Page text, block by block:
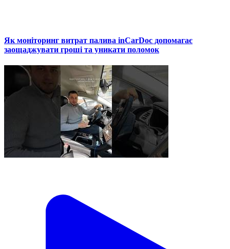
Як моніторинг витрат палива inCarDoc допомагає
заощаджувати гроші та уникати поломок